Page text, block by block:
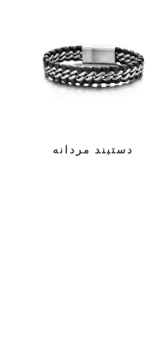
دستبند مردانه